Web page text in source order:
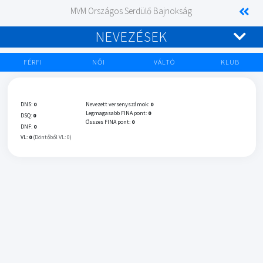
MVM Országos Serdülő Bajnokság
NEVEZÉSEK
FÉRFI NŐI VÁLTÓ KLUB
DNS: 0
DSQ: 0
DNF: 0
VL: 0 (Döntőből VL: 0)
Nevezett versenyszámok: 0
Legmagasabb FINA pont: 0
Összes FINA pont: 0